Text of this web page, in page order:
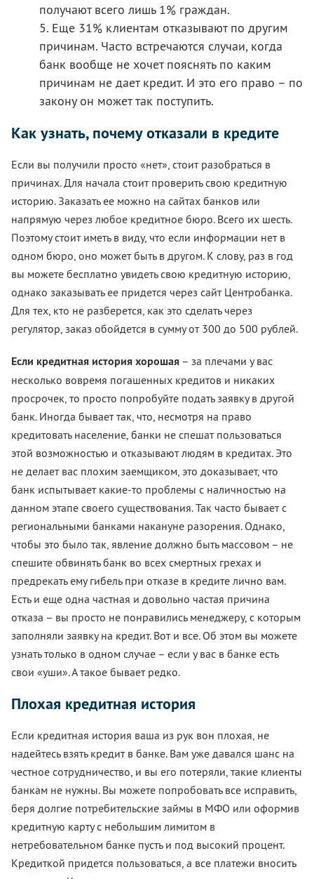
получают всего лишь 1% граждан.
5. Еще 31% клиентам отказывают по другим
причинам. Часто встречаются случаи, когда
банк вообще не хочет пояснять по каким
причинам не дает кредит. И это его право – по
закону он может так поступить.
Как узнать, почему отказали в кредите
Если вы получили просто «нет», стоит разобраться в
причинах. Для начала стоит проверить свою кредитную
историю. Заказать ее можно на сайтах банков или
напрямую через любое кредитное бюро. Всего их шесть.
Поэтому стоит иметь в виду, что если информации нет в
одном бюро, оно может быть в другом. К слову, раз в год
вы можете бесплатно увидеть свою кредитную историю,
однако заказывать ее придется через сайт Центробанка.
Для тех, кто не разберется, как это сделать через
регулятор, заказ обойдется в сумму от 300 до 500 рублей.
Если кредитная история хорошая – за плечами у вас
несколько вовремя погашенных кредитов и никаких
просрочек, то просто попробуйте подать заявку в другой
банк. Иногда бывает так, что, несмотря на право
кредитовать население, банки не спешат пользоваться
этой возможностью и отказывают людям в кредитах. Это
не делает вас плохим заемщиком, это доказывает, что
банк испытывает какие-то проблемы с наличностью на
данном этапе своего существования. Так часто бывает с
региональными банками накануне разорения. Однако,
чтобы это было так, явление должно быть массовом – не
спешите обвинять банк во всех смертных грехах и
предрекать ему гибель при отказе в кредите лично вам.
Есть и еще одна частная и довольно частая причина
отказа – вы просто не понравились менеджеру, с которым
заполняли заявку на кредит. Вот и все. Об этом вы можете
узнать только в одном случае – если у вас в банке есть
свои «уши». А такое бывает редко.
Плохая кредитная история
Если кредитная история ваша из рук вон плохая, не
надейтесь взять кредит в банке. Вам уже давался шанс на
честное сотрудничество, и вы его потеряли, такие клиенты
банкам не нужны. Вы можете попробовать все исправить,
беря долгие потребительские займы в МФО или оформив
кредитную карту с небольшим лимитом в
нетребовательном банке пусть и под высокий процент.
Кредиткой придется пользоваться, а все платежи вносить